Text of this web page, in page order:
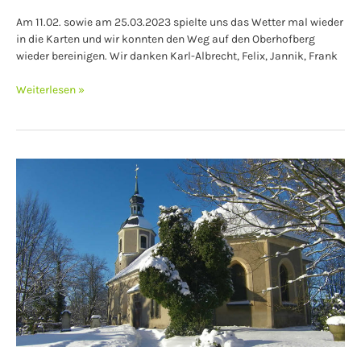
Am 11.02. sowie am 25.03.2023 spielte uns das Wetter mal wieder
in die Karten und wir konnten den Weg auf den Oberhofberg
wieder bereinigen. Wir danken Karl-Albrecht, Felix, Jannik, Frank
Weiterlesen »
Seniorenweihnachtsfeier